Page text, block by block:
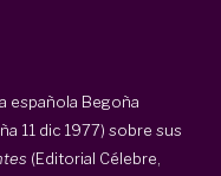
española Begoña
11 dic 1977) sobre sus
(Editorial Célebre,